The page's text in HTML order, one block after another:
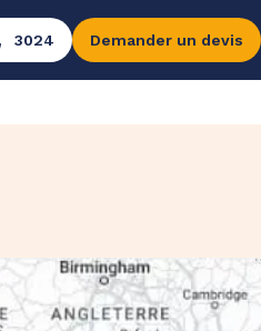
3024 Demander un devis